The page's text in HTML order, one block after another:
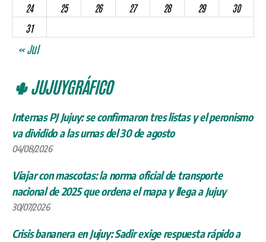
24
25 26 27 28 29
30
31
« Jul
🌵 JUJUYGRÁFICO
Internas PJ Jujuy: se confirmaron tres listas y el peronismo
va dividido a las urnas del 30 de agosto
04/08/2026
Viajar con mascotas: la norma oficial de transporte
nacional de 2025 que ordena el mapa y llega a Jujuy
30/07/2026
Crisis bananera en Jujuy: Sadir exige respuesta rápido a